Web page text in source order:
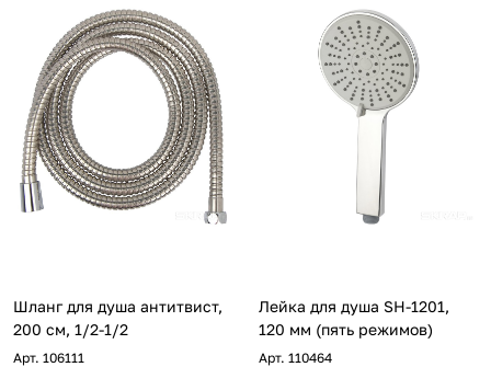
Шланг для душа антитвист,
200 см, 1/2-1/2
Арт. 106111
Лейка для душа SH-1201,
120 мм (пять режимов)
Арт. 110464